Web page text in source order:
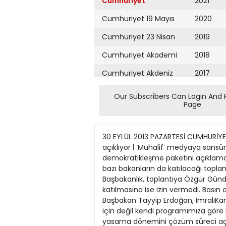
Cumhuriyet 19 Mayıs
Cumhuriyet 23 Nisan
Cumhuriyet Akademi
Cumhuriyet Akdeniz
Cumhuriyet Alışveriş
Cumhuriyet Ankara
Cumhuriyet Büyük
Taaruz
Cumhuriyet
Cumartesi
Cumhuriyet Çevre
2020
2019
2018
2017
2016
2015
2013
2012
2011
2010
2009
Our Subscribers Can Login And
Page
30 EYLÜL 2013 PAZARTESİ CUMHURİYET SAYFA HABERLER 5 Başbakan Erdoğan, çözüm sürecinin 2. adımı ‘demokratikleşme paketi’ni bugün açıklıyor l ‘Muhalif’ medyaya sansür Başbakan Erdoğan, BDP ve PKK ile uzun süre takvim konusunda tartışma sürdürdüğü demokratikleşme paketini açıklamak üzere saat 11.00’de Başkanlık Yeni Bina’da basın toplantısı düzenleyecek. Başbakan yardımcıları ile bazı bakanların da katılacağı toplantıya, yazılı ve görsel basının genel yayın yönetmenleri ve Ankara temsilcileri de davet edildi. Başbakanlık, toplantıya Özgür Gündem, Evrensel, BirGün, IMC TV, Hayat TV, Aydınlık, Sözcü, Sol ve Yeniçağ ve Halk TV temsilcilerinin katılmasına ise izin vermedi. Basın açıklaması, eşzamanlı olarak İngilizce ve Arapçaya da çevrilecek. ANKARA (Cumhuriyet Bürosu) Başbakan Tayyip Erdoğan, İmralıKandilMİT hattında yürütülen “çözüm süreci”ni de doğrudan ilgilendiren ve AKP’lilerin “Biz kimse istediği için değil kendi programımıza göre hazırladık” dediği, “demokratikleşme paketi”ni bugün açıklıyor. BDP, paketin ele alınacağı yeni yasama dönemini çözüm süreci açısından “tarihi fırsat” olarak nitelendirirken CHP paketten “demokrasi çıkmayacağı” görüşünde. MHP’li Oktay Vural ise paketin “bölünme” yaratacağını düşünüyor. Birçok kesimin merakla beklediği pakette toplumun her kesimini ilgilendiren başlıkların yer alması bekleniyor. Bizzat Başbakan’ın açıklamalarıyla netleşecek olan paketin önemli başlığını Alevilerle ilgili konuların oluşturacağı belirtiliyor. Cemevlerine statü verilmesi planlanan pakette, dedelere maaş öngörülüyor. Kürtlerin beklentilerinin ilk sırasında yer alan anadilinde eğitim konusunun ise sınırlı karşılanacağı belirtiliyor. Devlet okulları yerine özel okullarda Kürtçe eğitimin önünün açılacağı ifade ediliyor. “Devrim Yasaları” olarak bilinen “Şapka İktisasi Kanunu”, “Efendi, Bey, Paşa Gibi Lakap ve Unvanların Kaldırılması Hakkındaki Kanun” ile “Bazı Kisvelerin Giyilemeyeceğine Dair Kanun”un paket ile lağvedileceği belirtiliyor. hazırladın diye sorarlar adama. Ülkeyi polis devleti, parti devleti haline getiren otoriter siyaset anlayışından, diktatör eğilimden demokrasi paketi çıkmaz” ifadelerini paylaştı. BDP Grup Başkanvekili İdris Baluken, yeni yasama yılını değerlendirken “Belki de tarih boyunca yakalanabilecek en önemli fırsatlardan biri var siyaset kurumunun, parlamentonun önünde. O nedenle parlamentonun bu fırsatı iyi değerlendirmesi gerekiyor. Türkiye halkının 76 milyon olarak beklentilerini karşılayacak şekilde birtakım ciddi reformların yapılması son